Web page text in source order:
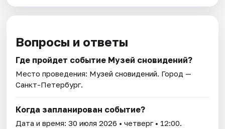
Вопросы и ответы
Где пройдет событие Музей сновидений?
Место проведения: Музей сновидений. Город —
Санкт-Петербург.
Когда запланирован событие?
Дата и время:30 июля 2026 • четверг • 12:00.